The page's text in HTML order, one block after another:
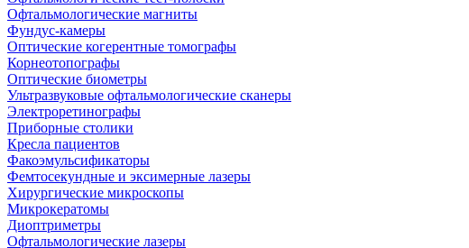
Офтальмологические магниты
Фундус-камеры
Оптические когерентные томографы
Корнеотопографы
Оптические биометры
Ультразвуковые офтальмологические сканеры
Электроретинографы
Приборные столики
Кресла пациентов
Факоэмульсификаторы
Фемтосекундные и эксимерные лазеры
Хирургические микроскопы
Микрокератомы
Диоптриметры
Офтальмологические лазеры